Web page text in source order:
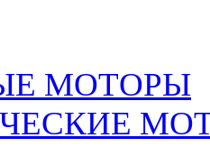
МОТОРЫ